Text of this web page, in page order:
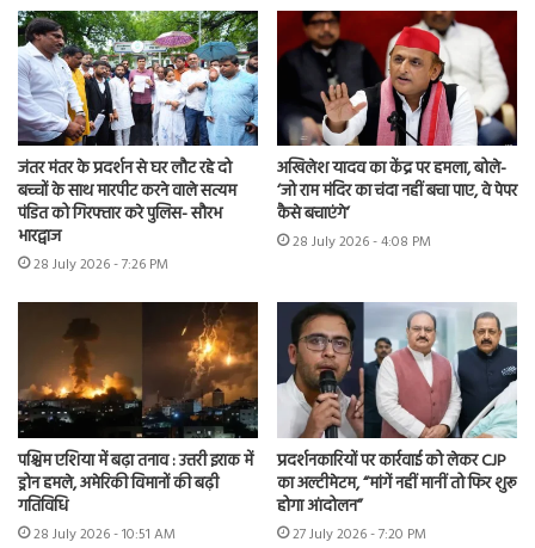
जंतर मंतर के प्रदर्शन से घर लौट रहे दो
बच्चों के साथ मारपीट करने वाले सत्यम
पंडित को गिरफ्तार करे पुलिस- सौरभ
भारद्वाज
28 July 2026 - 7:26 PM
अखिलेश यादव का केंद्र पर हमला, बोले-
‘जो राम मंदिर का चंदा नहीं बचा पाए, वे पेपर
कैसे बचाएंगे’
28 July 2026 - 4:08 PM
पश्चिम एशिया में बढ़ा तनाव : उत्तरी इराक में
ड्रोन हमले, अमेरिकी विमानों की बढ़ी
गतिविधि
28 July 2026 - 10:51 AM
प्रदर्शनकारियों पर कार्रवाई को लेकर CJP
का अल्टीमेटम, “मांगें नहीं मानीं तो फिर शुरू
होगा आंदोलन”
27 July 2026 - 7:20 PM